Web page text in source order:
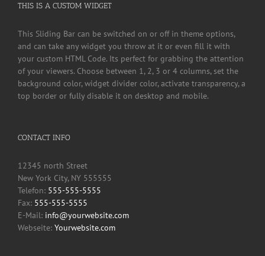
THIS IS A CUSTOM WIDGET
This Sliding Bar can be switched on or off in theme options,
and can take any widget you throw at it or even fill it with
your custom HTML Code. Its perfect for grabbing the attention
of your viewers. Choose between 1, 2, 3 or 4 columns, set the
background color, widget divider color, activate transparency, a
top border or fully disable it on desktop and mobile.
CONTACT INFO
12345 north Street
New York City, NY 555555
Telefon: 555-555-5555
Fax: 555-555-5555
E-Mail: info@yourwebsite.com
Webseite: Yourwebsite.com